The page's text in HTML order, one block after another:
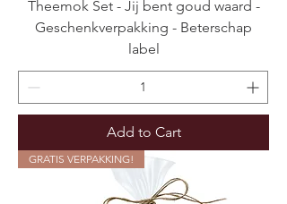
Theemok Set - Jij bent goud waard -
Geschenkverpakking - Beterschap
label
Add to Cart
GRATIS VERPAKKING!